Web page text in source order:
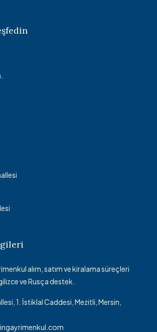
alım, satım ve kiralama süreçleri
ve Rusça destek.
1. İstiklal Caddesi, Mezitli, Mersin,